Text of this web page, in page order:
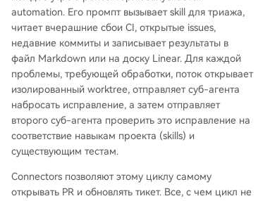
automation. Его промпт вызывает skill для триажа,
читает вчерашние сбои CI, открытые issues,
недавние коммиты и записывает результаты в
файл Markdown или на доску Linear. Для каждой
проблемы, требующей обработки, поток открывает
изолированный worktree, отправляет суб-агента
набросать исправление, а затем отправляет
второго суб-агента проверить это исправление на
соответствие навыкам проекта (skills) и
существующим тестам.
Connectors позволяют этому циклу самому
открывать PR и обновлять тикет. Все, с чем цикл не